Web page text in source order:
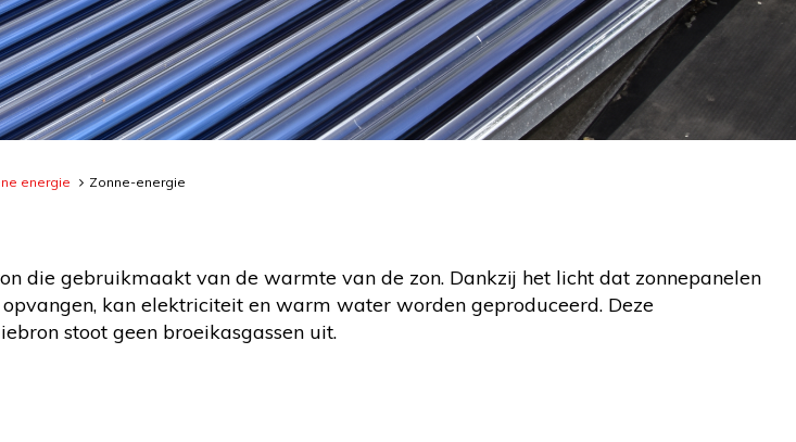
energie Zonne-energie
die gebruikmaakt van de warmte van de zon. Dankzij het licht dat zonnepanelen
kan elektriciteit en warm water worden geproduceerd. Deze
stoot geen broeikasgassen uit.